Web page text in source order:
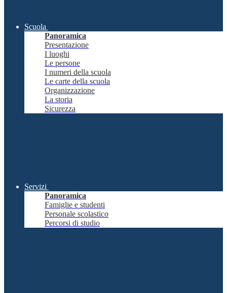
Scuola
Panoramica
Presentazione
I luoghi
Le persone
I numeri della scuola
Le carte della scuola
Organizzazione
La storia
Sicurezza
Servizi
Panoramica
Famiglie e studenti
Personale scolastico
Percorsi di studio